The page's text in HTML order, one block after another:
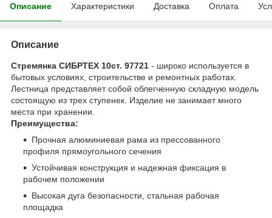
Описание Характеристики Доставка Оплата
Описание
Стремянка СИБРТЕХ 10ст. 97721 - широко используется в
бытовых условиях, строительстве и ремонтных работах.
Лестница представляет собой облегченную складную модель
состоящую из трех ступенек. Изделие не занимает много
места при хранении.
Преимущества:
Прочная алюминиевая рама из прессованного
профиля прямоугольного сечения
Устойчивая конструкция и надежная фиксация в
рабочем положении
Высокая дуга безопасности, стальная рабочая
площадка